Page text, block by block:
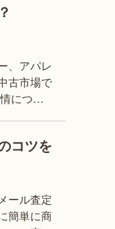
、アパレ
古市場で
につい
コツを
ール査定
簡単に商